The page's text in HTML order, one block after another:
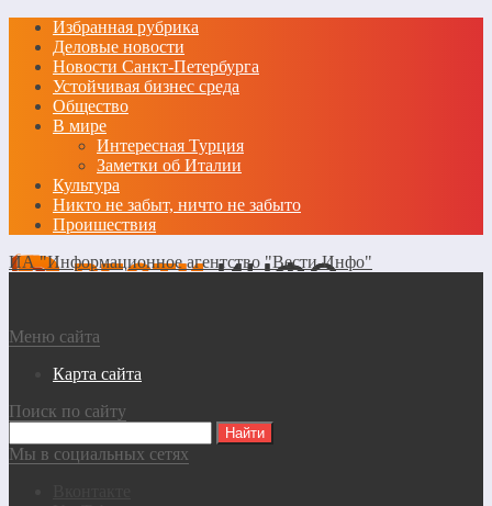
Избранная рубрика
Деловые новости
Новости Санкт-Петербурга
Устойчивая бизнес среда
Общество
В мире
Интересная Турция
Заметки об Италии
Культура
Никто не забыт, ничто не забыто
Проишествия
ИА "Информационное агентство "Вести Инфо"
Меню сайта
Карта сайта
Поиск по сайту
Мы в социальных сетях